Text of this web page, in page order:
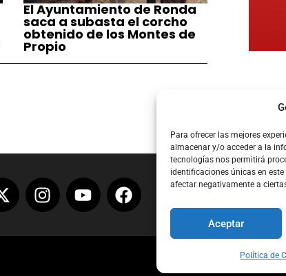
Para ofrecer las mejores
almacenar y/o acceder a la
tecnologías nos permitirá
identificaciones únicas en
afectar negativamente a
Aceptar
Política de
El Ayuntamiento de Ronda
saca a subasta el corcho
obtenido de los Montes de
Propio
Política de